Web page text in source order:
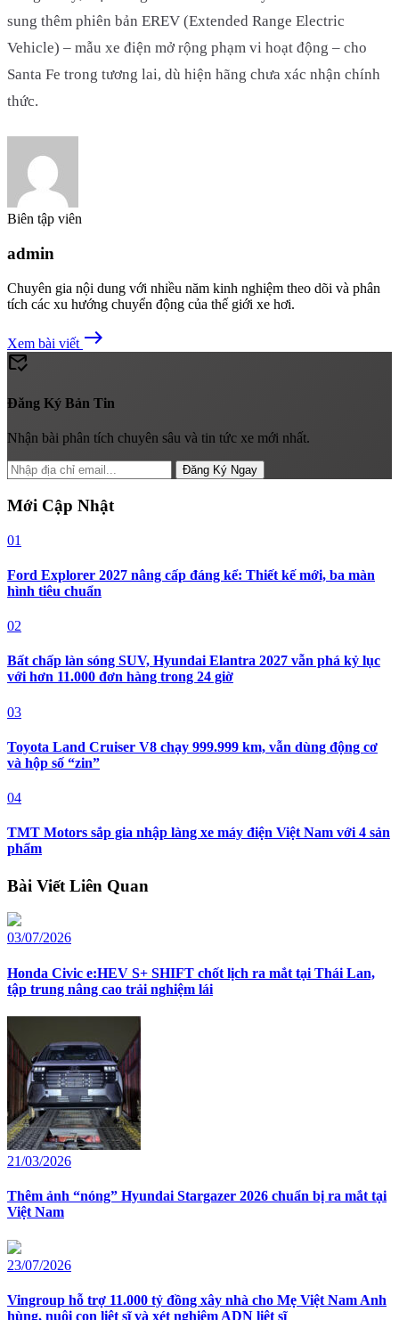
sung thêm phiên bản EREV (Extended Range Electric
Vehicle) – mẫu xe điện mở rộng phạm vi hoạt động – cho
Santa Fe trong tương lai, dù hiện hãng chưa xác nhận chính
thức.
Biên tập viên
admin
Chuyên gia nội dung với nhiều năm kinh nghiệm theo dõi và phân
tích các xu hướng chuyển động của thế giới xe hơi.
Xem bài viết east
mark_email_read
Đăng Ký Bản Tin
Nhận bài phân tích chuyên sâu và tin tức xe mới nhất.
Đăng Ký Ngay
Mới Cập Nhật
01
Ford Explorer 2027 nâng cấp đáng kể: Thiết kế mới, ba màn
hình tiêu chuẩn
02
Bất chấp làn sóng SUV, Hyundai Elantra 2027 vẫn phá kỷ lục
với hơn 11.000 đơn hàng trong 24 giờ
03
Toyota Land Cruiser V8 chạy 999.999 km, vẫn dùng động cơ
và hộp số “zin”
04
TMT Motors sắp gia nhập làng xe máy điện Việt Nam với 4 sản
phẩm
Bài Viết Liên Quan
03/07/2026
Honda Civic e:HEV S+ SHIFT chốt lịch ra mắt tại Thái Lan,
tập trung nâng cao trải nghiệm lái
21/03/2026
Thêm ảnh “nóng” Hyundai Stargazer 2026 chuẩn bị ra mắt tại
Việt Nam
23/07/2026
Vingroup hỗ trợ 11.000 tỷ đồng xây nhà cho Mẹ Việt Nam Anh
hùng, nuôi con liệt sĩ và xét nghiệm ADN liệt sĩ